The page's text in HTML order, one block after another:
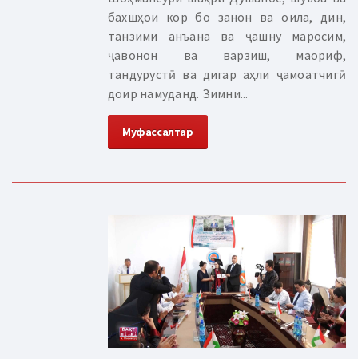
бахшҳои кор бо занон ва оила, дин,
танзими анъана ва ҷашну маросим,
ҷавонон ва варзиш, маориф,
тандурустӣ ва дигар аҳли ҷамоатчигӣ
доир намуданд. Зимни...
Муфассалтар